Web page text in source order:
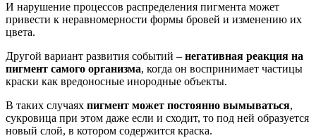
И нарушение процессов распределения пигмента может
привести к неравномерности формы бровей и изменению их
цвета.
Другой вариант развития событий – негативная реакция на
пигмент самого организма, когда он воспринимает частицы
краски как вредоносные инородные объекты.
В таких случаях пигмент может постоянно вымываться,
сукровица при этом даже если и сходит, то под ней образуется
новый слой, в котором содержится краска.